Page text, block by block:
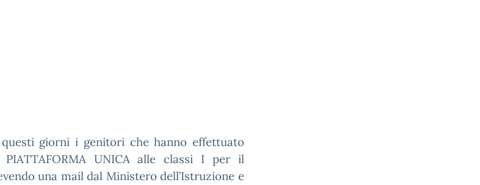
giorni i genitori che hanno effettuato
PIATTAFORMA UNICA alle classi I per il
una mail dal Ministero dell’Istruzione e